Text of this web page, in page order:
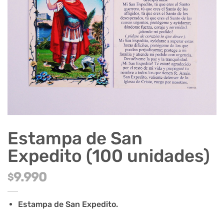
Estampa de San
Expedito (100 unidades)
$9.990
Estampa de San Expedito.